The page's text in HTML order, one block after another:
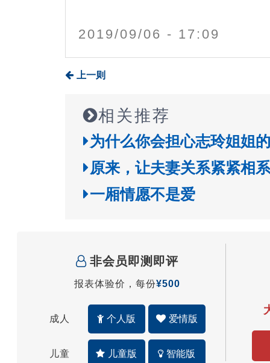
2019/09/06 - 17:09
上一则
相关推荐
为什么你会担心志玲姐姐
原来，让夫妻关系紧紧相
一厢情愿不是爱
非会员即测即评
报表体验价，每份¥500
成人 个人版 爱情版
儿童 儿童版 智能版